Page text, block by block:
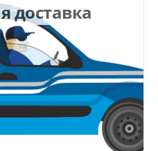
доставка